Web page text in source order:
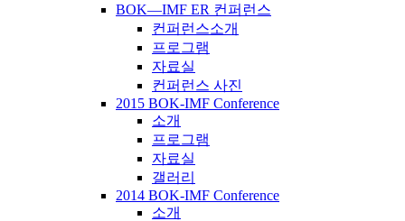
BOK―IMF ER 컨퍼런스
컨퍼런스소개
프로그램
자료실
컨퍼런스 사진
2015 BOK-IMF Conference
소개
프로그램
자료실
갤러리
2014 BOK-IMF Conference
소개